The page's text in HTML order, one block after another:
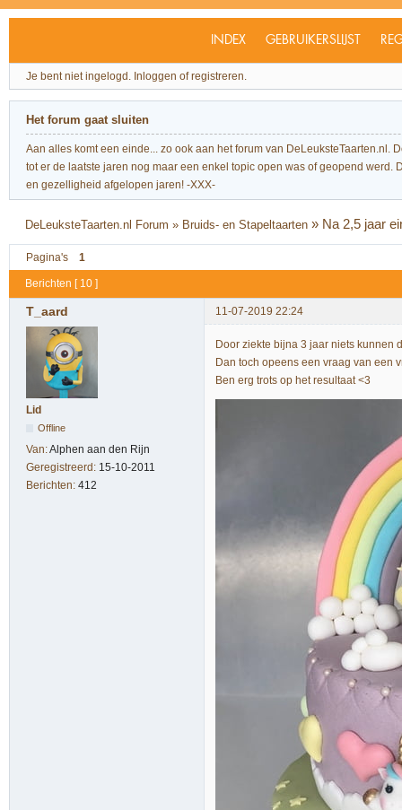
INDEX GEBRUIKERSLIJST
Je bent niet ingelogd. Inloggen of registreren.
Het forum gaat sluiten
Aan alles komt een einde... zo ook aan het forum van
tot er de laatste jaren nog maar een enkel topic open was of geopend
en gezelligheid afgelopen jaren! -XXX-
DeLeuksteTaarten.nl Forum » Bruids- en Stapeltaarten » Na 2,5 jaar
Pagina's 1
Berichten [ 10 ]
T_aard 11-07-2019 22:24
Lid
Offline
Van:Alphen aan den Rijn
Geregistreerd: 15-10-2011
Berichten: 412
Door ziekte bijna 3 jaar niets kunnen
Dan toch opeens een vraag van een
Ben erg trots op het resultaat <3